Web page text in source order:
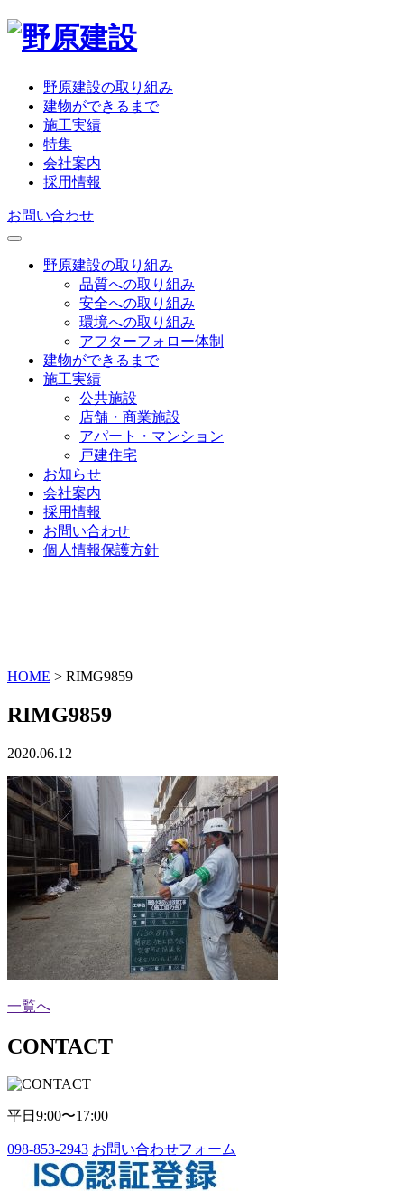
野原建設の取り組み
建物ができるまで
施工実績
特集
会社案内
採用情報
お問い合わせ
野原建設の取り組み
品質への取り組み
安全への取り組み
環境への取り組み
アフターフォロー体制
建物ができるまで
施工実績
公共施設
店舗・商業施設
アパート・マンション
戸建住宅
お知らせ
会社案内
採用情報
お問い合わせ
個人情報保護方針
HOME > RIMG9859
RIMG9859
2020.06.12
一覧へ
CONTACT
平日9:00〜17:00
098-853-2943 お問い合わせフォーム